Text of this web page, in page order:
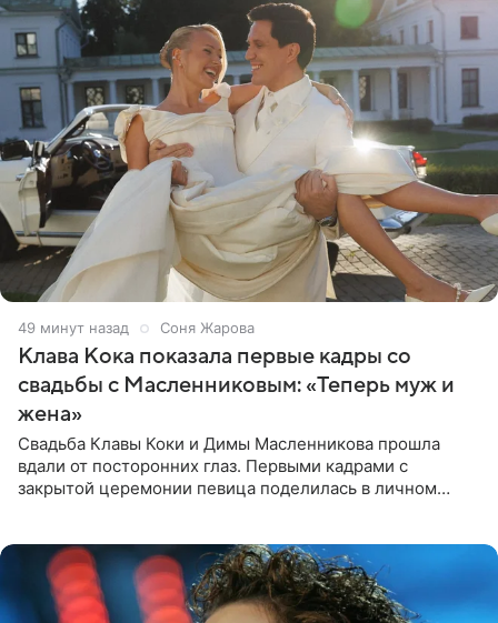
49 минут назад Соня Жарова
Клава Кока показала первые кадры со
свадьбы с Масленниковым: «Теперь муж и
жена»
Свадьба Клавы Коки и Димы Масленникова прошла
вдали от посторонних глаз. Первыми кадрами с
закрытой церемонии певица поделилась в личном